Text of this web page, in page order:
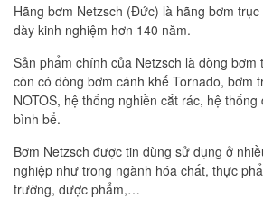
Hãng bơm Netzsch (Đức) là hãng bơm
dày kinh nghiệm hơn 140 năm.
Sản phẩm chính của Netzsch là dòng bơm
còn có dòng bơm cánh khế Tornado, bơm
NOTOS, hệ thống nghiền cắt rác, hệ
bình bể.
Bơm Netzsch được tin dùng sử dụng ở
nghiệp như trong ngành hóa chất, thực
trường, dược phẩm,…